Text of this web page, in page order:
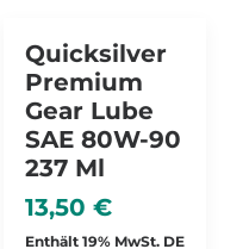
Quicksilver
Premium
Gear Lube
SAE 80W-90
237 Ml
13,50 €
Enthält 19% MwSt. DE